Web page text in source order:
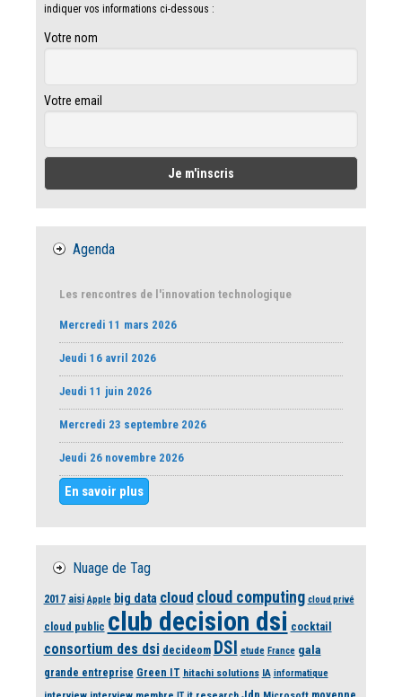
indiquer vos informations ci-dessous :
Votre nom
Votre email
Agenda
Les rencontres de l'innovation technologique
Mercredi 11 mars 2026
Jeudi 16 avril 2026
Jeudi 11 juin 2026
Mercredi 23 septembre 2026
Jeudi 26 novembre 2026
En savoir plus
Nuage de Tag
2017 aisi Apple big data cloud cloud computing cloud privé
cloud public club decision dsi cocktail
consortium des dsi decideom DSI etude France gala
grande entreprise Green IT hitachi solutions IA informatique